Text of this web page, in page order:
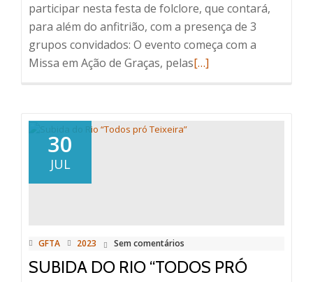
participar nesta festa de folclore, que contará,
para além do anfitrião, com a presença de 3
grupos convidados: O evento começa com a
Missa em Ação de Graças, pelasRead
[…]
30
JUL
GFTA 2023 Sem comentários
SUBIDA DO RIO “TODOS PRÓ